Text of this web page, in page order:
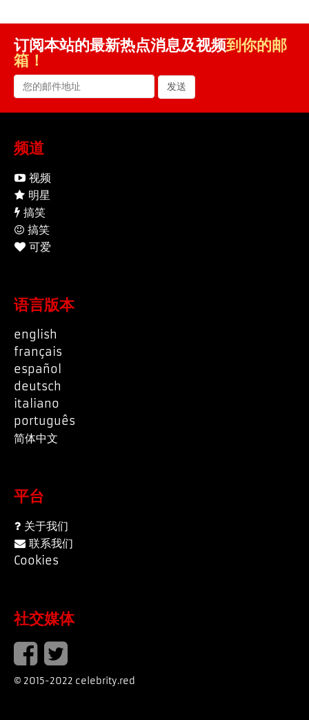
订阅本站的最新热点消息及视频到你的邮
箱！
频道
视频
明星
搞笑
搞笑
可爱
语言版本
english
français
español
deutsch
italiano
português
简体中文
平台
关于我们
联系我们
Cookies
社交媒体
© 2015-2022 celebrity.red